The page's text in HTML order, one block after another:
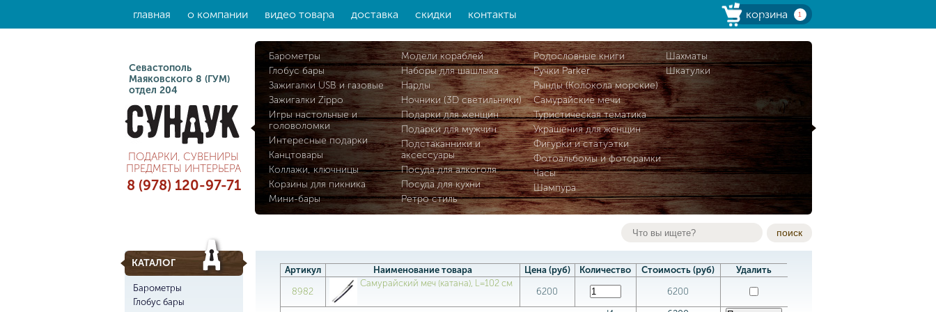
главная о компании видео товара доставка скидки контакты корзина 1
Севастополь
Маяковского 8 (ГУМ)
отдел 204
ПОДАРКИ, СУВЕНИРЫ
ПРЕДМЕТЫ ИНТЕРЬЕРА
8 (978) 120-97-71
Барометры
Глобус бары
Зажигалки USB и газовые
Зажигалки Zippo
Игры настольные и
головоломки
Интересные подарки
Канцтовары
Коллажи, ключницы
Корзины для пикника
Мини-бары
Модели кораблей
Наборы для шашлыка
Нарды
Ночники (3D светильники)
Подарки для женщин
Подарки для мужчин
Подстаканники и
аксессуары
Посуда для алкоголя
Посуда для кухни
Ретро стиль
Родословные книги
Ручки Parker
Рынды (Колокола морские)
Самурайские мечи
Туристическая тематика
Украшения для женщин
Фигурки и статуэтки
Фотоальбомы и фоторамки
Часы
Шампура
Шахматы
Шкатулки
поиск
КАТАЛОГ
Барометры
Глобус бары
Артикул Наименование товара Цена (руб) Количество Стоимость (руб) Удалить
8982
Самурайский меч (катана), L=102 см
6200
6200